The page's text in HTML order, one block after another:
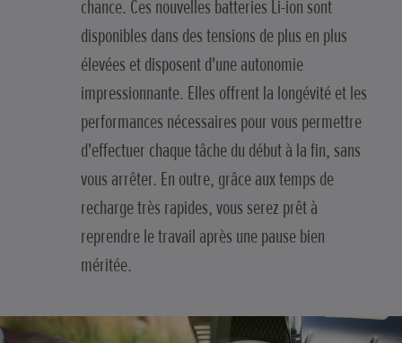
chance. Ces nouvelles batteries Li-ion sont
disponibles dans des tensions de plus en plus
élevées et disposent d'une autonomie
impressionnante. Elles offrent la longévité et les
performances nécessaires pour vous permettre
d'effectuer chaque tâche du début à la fin, sans
vous arrêter. En outre, grâce aux temps de
recharge très rapides, vous serez prêt à
reprendre le travail après une pause bien
méritée.